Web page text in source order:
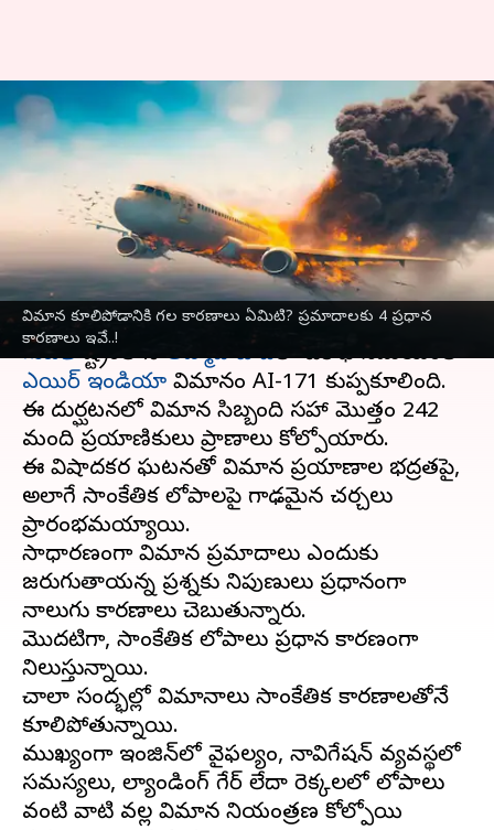
విమాన కూలిపోడానికి గల కారణాలు ఏమిటి? ప్రమాదాలకు 4 ప్రధాన
కారణాలు ఇవే..!
Why Planes Crash: విమాన
కూలిపోడానికి గల కారణాలు
ఏమిటి? ప్రమాదాలకు 4 ప్రధాన
కారణాలు ఇవే..!
వ్రాసిన వారు Sirish Praharaju Jun 12, 2025 07:17 pm
ఈ వార్తాకథనం ఏంటి
గుజరాత్రాష్ట్రంలోనిఅహ్మదాబాద్‌లో టేకాఫ్ సమయంలో
ఎయిర్ ఇండియా విమానం AI-171 కుప్పకూలింది.
ఈ దుర్ఘటనలో విమాన సిబ్బంది సహా మొత్తం 242
మంది ప్రయాణికులు ప్రాణాలు కోల్పోయారు.
ఈ విషాదకర ఘటనతో విమాన ప్రయాణాల భద్రతపై,
అలాగే సాంకేతిక లోపాలపై గాఢమైన చర్చలు
ప్రారంభమయ్యాయి.
సాధారణంగా విమాన ప్రమాదాలు ఎందుకు
జరుగుతాయన్న ప్రశ్నకు నిపుణులు ప్రధానంగా
నాలుగు కారణాలు చెబుతున్నారు.
మొదటిగా, సాంకేతిక లోపాలు ప్రధాన కారణంగా
నిలుస్తున్నాయి.
చాలా సందర్భాల్లో విమానాలు సాంకేతిక కారణాలతోనే
కూలిపోతున్నాయి.
ముఖ్యంగా ఇంజిన్‌లో వైఫల్యం, నావిగేషన్ వ్యవస్థలో
సమస్యలు, ల్యాండింగ్ గేర్ లేదా రెక్కలలో లోపాలు
వంటి వాటి వల్ల విమాన నియంత్రణ కోల్పోయి